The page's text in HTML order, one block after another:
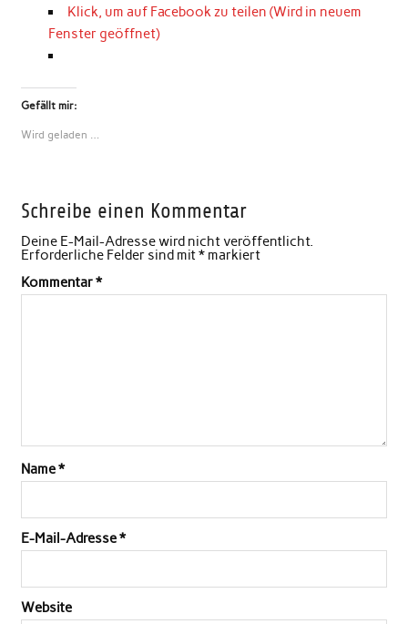
Klick, um auf Facebook zu teilen (Wird in neuem
Fenster geöffnet)
Gefällt mir:
Wird geladen …
Schreibe einen Kommentar
Deine E-Mail-Adresse wird nicht veröffentlicht.
Erforderliche Felder sind mit*markiert
Kommentar*
Name*
E-Mail-Adresse*
Website